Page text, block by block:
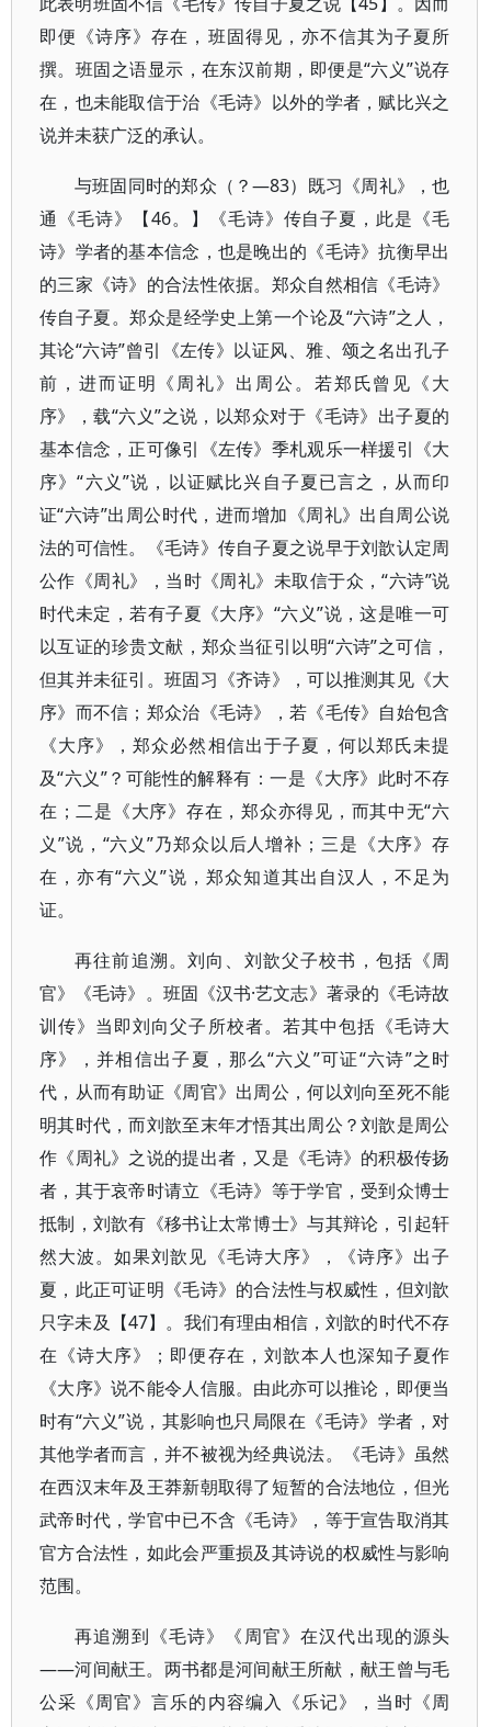
即便《诗序》存在，班固得见，亦不信其为子夏所
撰。班固之语显示，在东汉前期，即便是“六义”说存
在，也未能取信于治《毛诗》以外的学者，赋比兴之
说并未获广泛的承认。
与班固同时的郑众（？—83）既习《周礼》，也
通《毛诗》【46。】《毛诗》传自子夏，此是《毛
诗》学者的基本信念，也是晚出的《毛诗》抗衡早出
的三家《诗》的合法性依据。郑众自然相信《毛诗》
传自子夏。郑众是经学史上第一个论及“六诗”之人，
其论“六诗”曾引《左传》以证风、雅、颂之名出孔子
前，进而证明《周礼》出周公。若郑氏曾见《大
序》，载“六义”之说，以郑众对于《毛诗》出子夏的
基本信念，正可像引《左传》季札观乐一样援引《大
序》“六义”说，以证赋比兴自子夏已言之，从而印
证“六诗”出周公时代，进而增加《周礼》出自周公说
法的可信性。《毛诗》传自子夏之说早于刘歆认定周
公作《周礼》，当时《周礼》未取信于众，“六诗”说
时代未定，若有子夏《大序》“六义”说，这是唯一可
以互证的珍贵文献，郑众当征引以明“六诗”之可信，
但其并未征引。班固习《齐诗》，可以推测其见《大
序》而不信；郑众治《毛诗》，若《毛传》自始包含
《大序》，郑众必然相信出于子夏，何以郑氏未提
及“六义”？可能性的解释有：一是《大序》此时不存
在；二是《大序》存在，郑众亦得见，而其中无“六
义”说，“六义”乃郑众以后人增补；三是《大序》存
在，亦有“六义”说，郑众知道其出自汉人，不足为
证。
再往前追溯。刘向、刘歆父子校书，包括《周
官》《毛诗》。班固《汉书·艺文志》著录的《毛诗故
训传》当即刘向父子所校者。若其中包括《毛诗大
序》，并相信出子夏，那么“六义”可证“六诗”之时
代，从而有助证《周官》出周公，何以刘向至死不能
明其时代，而刘歆至末年才悟其出周公？刘歆是周公
作《周礼》之说的提出者，又是《毛诗》的积极传扬
者，其于哀帝时请立《毛诗》等于学官，受到众博士
抵制，刘歆有《移书让太常博士》与其辩论，引起轩
然大波。如果刘歆见《毛诗大序》，《诗序》出子
夏，此正可证明《毛诗》的合法性与权威性，但刘歆
只字未及【47】。我们有理由相信，刘歆的时代不存
在《诗大序》；即便存在，刘歆本人也深知子夏作
《大序》说不能令人信服。由此亦可以推论，即便当
时有“六义”说，其影响也只局限在《毛诗》学者，对
其他学者而言，并不被视为经典说法。《毛诗》虽然
在西汉末年及王莽新朝取得了短暂的合法地位，但光
武帝时代，学官中已不含《毛诗》，等于宣告取消其
官方合法性，如此会严重损及其诗说的权威性与影响
范围。
再追溯到《毛诗》《周官》在汉代出现的源头
——河间献王。两书都是河间献王所献，献王曾与毛
公采《周官》言乐的内容编入《乐记》，当时《周